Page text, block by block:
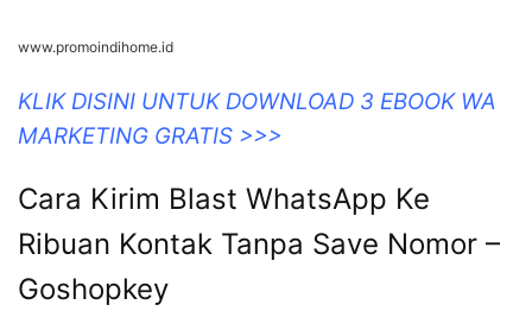
www.promoindihome.id
KLIK DISINI UNTUK DOWNLOAD 3 EBOOK WA
MARKETING GRATIS >>>
Cara Kirim Blast WhatsApp Ke
Ribuan Kontak Tanpa Save Nomor –
Goshopkey